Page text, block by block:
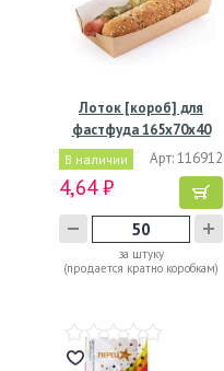
Лоток [короб] для
фастфуда 165х70х40
мм,…
В наличии Арт: 116912
4,64 ₽
за штуку
(продается кратно коробкам)